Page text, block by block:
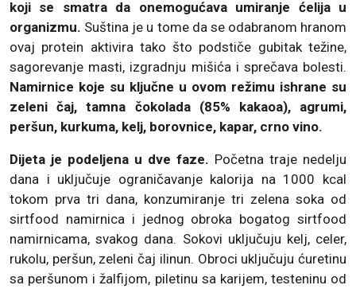
koji se smatra da onemogućava umiranje ćelija u
organizmu. Suština je u tome da se odabranom hranom
ovaj protein aktivira tako što podstiče gubitak težine,
sagorevanje masti, izgradnju mišića i sprečava bolesti.
Namirnice koje su ključne u ovom režimu ishrane su
zeleni čaj, tamna čokolada (85% kakaoa), agrumi,
peršun, kurkuma, kelj, borovnice, kapar, crno vino.
Dijeta je podeljena u dve faze. Početna traje nedelju
dana i uključuje ograničavanje kalorija na 1000 kcal
tokom prva tri dana, konzumiranje tri zelena soka od
sirtfood namirnica i jednog obroka bogatog sirtfood
namirnicama, svakog dana. Sokovi uključuju kelj, celer,
rukolu, peršun, zeleni čaj ilinun. Obroci uključuju ćuretinu
sa peršunom i žalfijom, piletinu sa karijem, testeninu od